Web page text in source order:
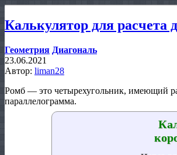
Калькулятор для расчета
Геометрия Диагональ
23.06.2021
Автор: liman28
Ромб — это четырехугольник, имеющий
параллелограмма.